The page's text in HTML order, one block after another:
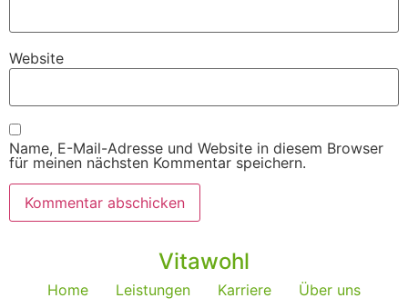
Website
Name, E-Mail-Adresse und Website in diesem Browser
für meinen nächsten Kommentar speichern.
Vitawohl
Home Leistungen Karriere Über uns